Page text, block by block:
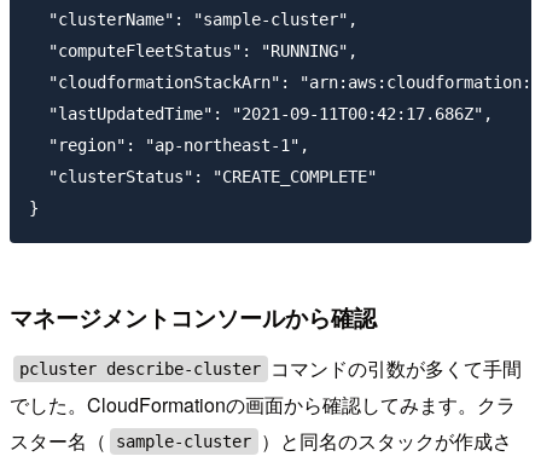
  "clusterName": "sample-cluster",
  "computeFleetStatus": "RUNNING",
"cloudformationStackArn":
  "lastUpdatedTime": "2021-09-11T00:42:17.686Z",
  "region": "ap-northeast-1",
  "clusterStatus": "CREATE_COMPLETE"
マネージメントコンソールから確認
pcluster describe-cluster
コマンドの引数が多くて手間
でした。CloudFormationの画面から確認してみます。クラ
スター名（
sample-cluster
）と同名のスタックが作成さ